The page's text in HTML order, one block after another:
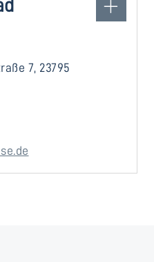
7, 23795